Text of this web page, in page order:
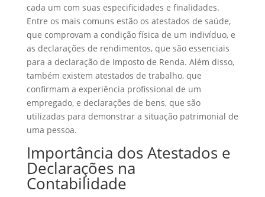
cada um com suas especificidades e finalidades.
Entre os mais comuns estão os atestados de saúde,
que comprovam a condição física de um indivíduo, e
as declarações de rendimentos, que são essenciais
para a declaração de Imposto de Renda. Além disso,
também existem atestados de trabalho, que
confirmam a experiência profissional de um
empregado, e declarações de bens, que são
utilizadas para demonstrar a situação patrimonial de
uma pessoa.
Importância dos Atestados e
Declarações na
Contabilidade